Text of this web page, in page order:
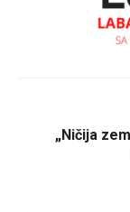
„Ničija